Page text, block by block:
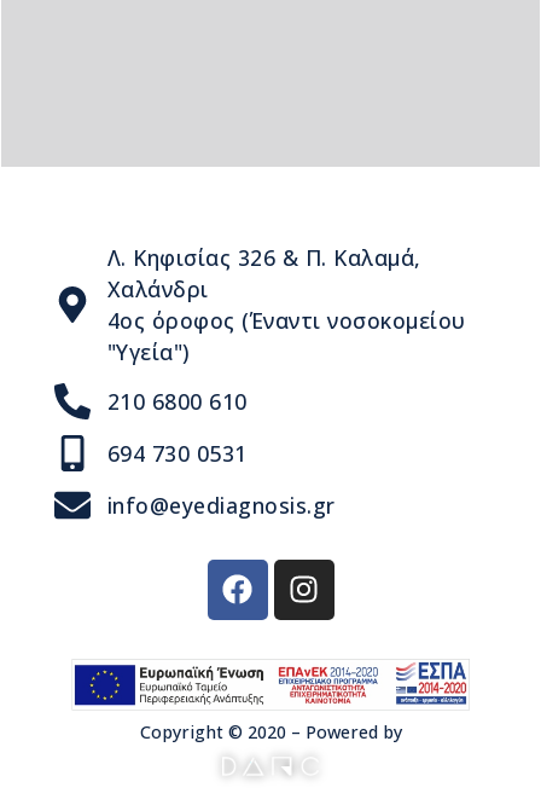
Λ. Κηφισίας 326 & Π. Καλαμά,
Χαλάνδρι
4ος όροφος (Έναντι νοσοκομείου
"Υγεία")
210 6800 610
694 730 0531
info@eyediagnosis.gr
Copyright © 2020 – Powered by